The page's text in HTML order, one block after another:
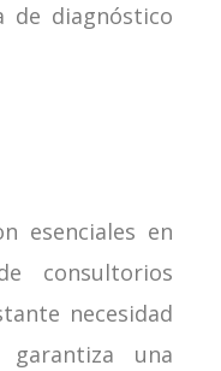
de diagnóstico
esenciales en
consultorios
necesidad
una